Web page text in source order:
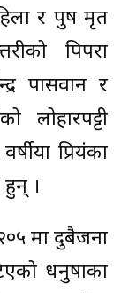
र पुरुष मृत
पिपरा
पासवान र
लोहारपट्टी
प्रियंका
।
मा दुबैजना
धनुषाका